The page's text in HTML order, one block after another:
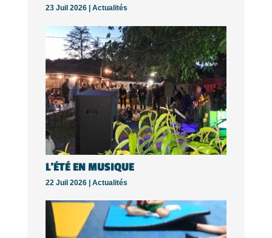
23 Juil 2026 | Actualités
L’ÉTÉ EN MUSIQUE
22 Juil 2026 | Actualités